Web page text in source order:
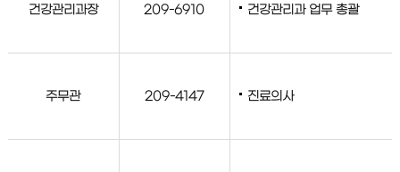
건강관리과장 209-6910 건강관리과 업무 총괄
주무관 209-4147 진료의사